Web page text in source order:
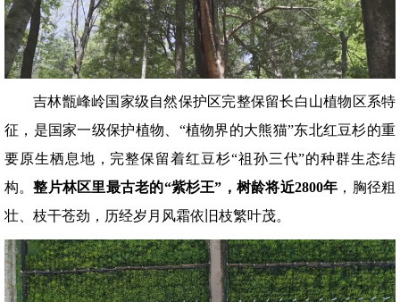
吉林甑峰岭国家级自然保护区完整保留长白山植物区系特
征，是国家一级保护植物、“植物界的大熊猫”东北红豆杉的重
要原生栖息地，完整保留着红豆杉“祖孙三代”的种群生态结
构。整片林区里最古老的“紫杉王”，树龄将近2800年 ，胸径粗
壮、枝干苍劲，历经岁月风霜依旧枝繁叶茂。